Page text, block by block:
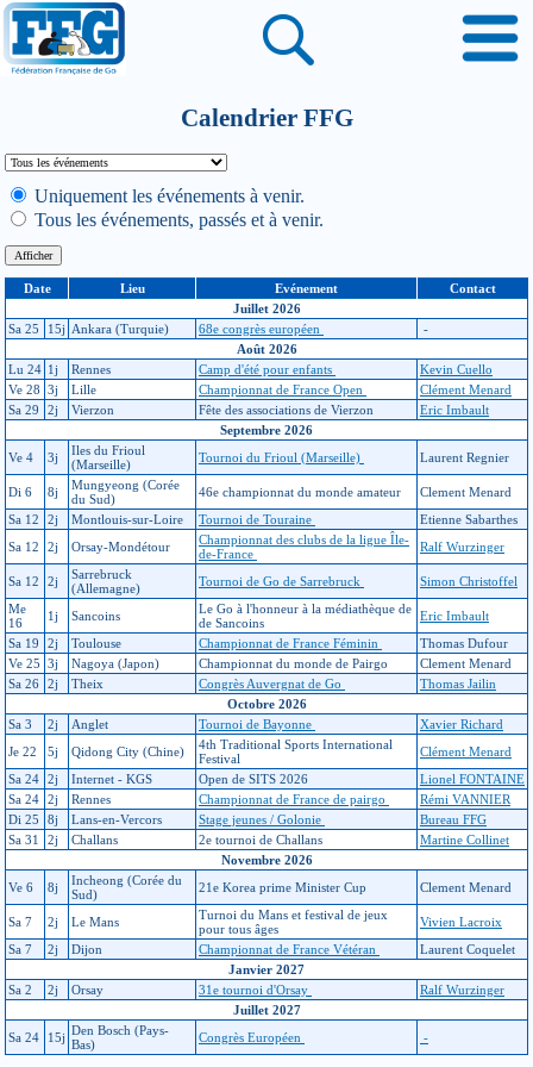
Calendrier FFG
Uniquement les événements à venir.
Tous les événements, passés et à venir.
Date Lieu Evénement
Contact
Juillet 2026
Sa 25
15j Ankara (Turquie) 68e congrès européen
-
Août 2026
Lu 24 1j Rennes Camp d'été pour enfants
Kevin Cuello
Ve 28 3j Lille Championnat de France Open
Clément Menard
Sa 29
2j Vierzon Fête des associations de Vierzon
Eric Imbault
Septembre 2026
Ve 4
3j
Iles du Frioul
(Marseille)
Tournoi du Frioul (Marseille) Laurent Regnier
Di 6 8j
Mungyeong (Corée
du Sud)
46e championnat du monde amateur
Clement Menard
Sa 12
2j Montlouis-sur-Loire Tournoi de Touraine
Etienne Sabarthes
Sa 12
2j Orsay-Mondétour
Championnat des clubs de la ligue Île-
de-France
Ralf Wurzinger
Sa 12 2j
Sarrebruck
(Allemagne)
Tournoi de Go de Sarrebruck
Simon Christoffel
Me
16
1j Sancoins
Le Go à l'honneur à la médiathèque de
de Sancoins
Eric Imbault
Sa 19
2j Toulouse Championnat de France Féminin
Thomas Dufour
Ve 25 3j Nagoya (Japon) Championnat du monde de Pairgo
Clement Menard
Sa 26 2j Theix Congrès Auvergnat de Go
Thomas Jailin
Octobre 2026
Sa 3
2j Anglet Tournoi de Bayonne
Xavier Richard
Je 22
5j Qidong City (Chine)
4th Traditional Sports International
Festival
Clément Menard
Sa 24 2j Internet - KGS Open de SITS 2026
Lionel FONTAINE
Sa 24 2j Rennes Championnat de France de pairgo
Rémi VANNIER
Di 25
8j Lans-en-Vercors Stage jeunes / Golonie
Bureau FFG
Sa 31
2j Challans 2e tournoi de Challans
Martine Collinet
Novembre 2026
Ve 6
8j
Incheong (Corée du
Sud)
21e Korea prime Minister Cup Clement Menard
Sa 7 2j Le Mans
Turnoi du Mans et festival de jeux
pour tous âges
Vivien Lacroix
Sa 7
2j Dijon Championnat de France Vétéran
Laurent Coquelet
Janvier 2027
Sa 2
2j Orsay 31e tournoi d'Orsay
Ralf Wurzinger
Juillet 2027
Sa 24
15j Den Bosch (Pays-
Bas)
Congrès Européen -